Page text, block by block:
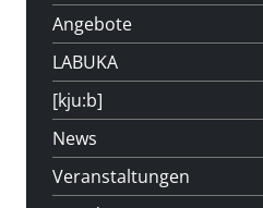
Angebote
LABUKA
[kju:b]
News
Veranstaltungen